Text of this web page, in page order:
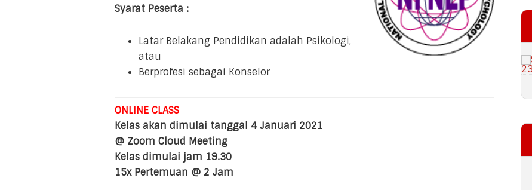
Syarat Peserta :
Latar Belakang Pendidikan adalah Psikologi,
atau
Berprofesi sebagai Konselor
ONLINE CLASS
Kelas akan dimulai tanggal 4 Januari 2021
@ Zoom Cloud Meeting
Kelas dimulai jam 19.30
15x Pertemuan @ 2 Jam